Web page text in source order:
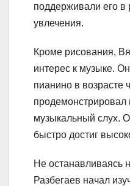
поддерживали его в
увлечения.
Кроме рисования,
интерес к музыке.
пианино в возрасте
продемонстрировал
музыкальный слух.
быстро достиг
Не останавливаясь
Разбегаев начал